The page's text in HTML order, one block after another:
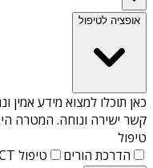
אופציה לטיפול
כאן תוכלו למצוא מידע אמין
קשר ישירה ונוחה. המטרה
טיפול
הדרכת הורים
טיפול ACT